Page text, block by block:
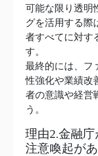
可能な限り透明
グを活用する際
者すべてに対す
す。
最終的には、フ
性強化や業績改
者の意識や経営
う。
理由2.金融
注意喚起が